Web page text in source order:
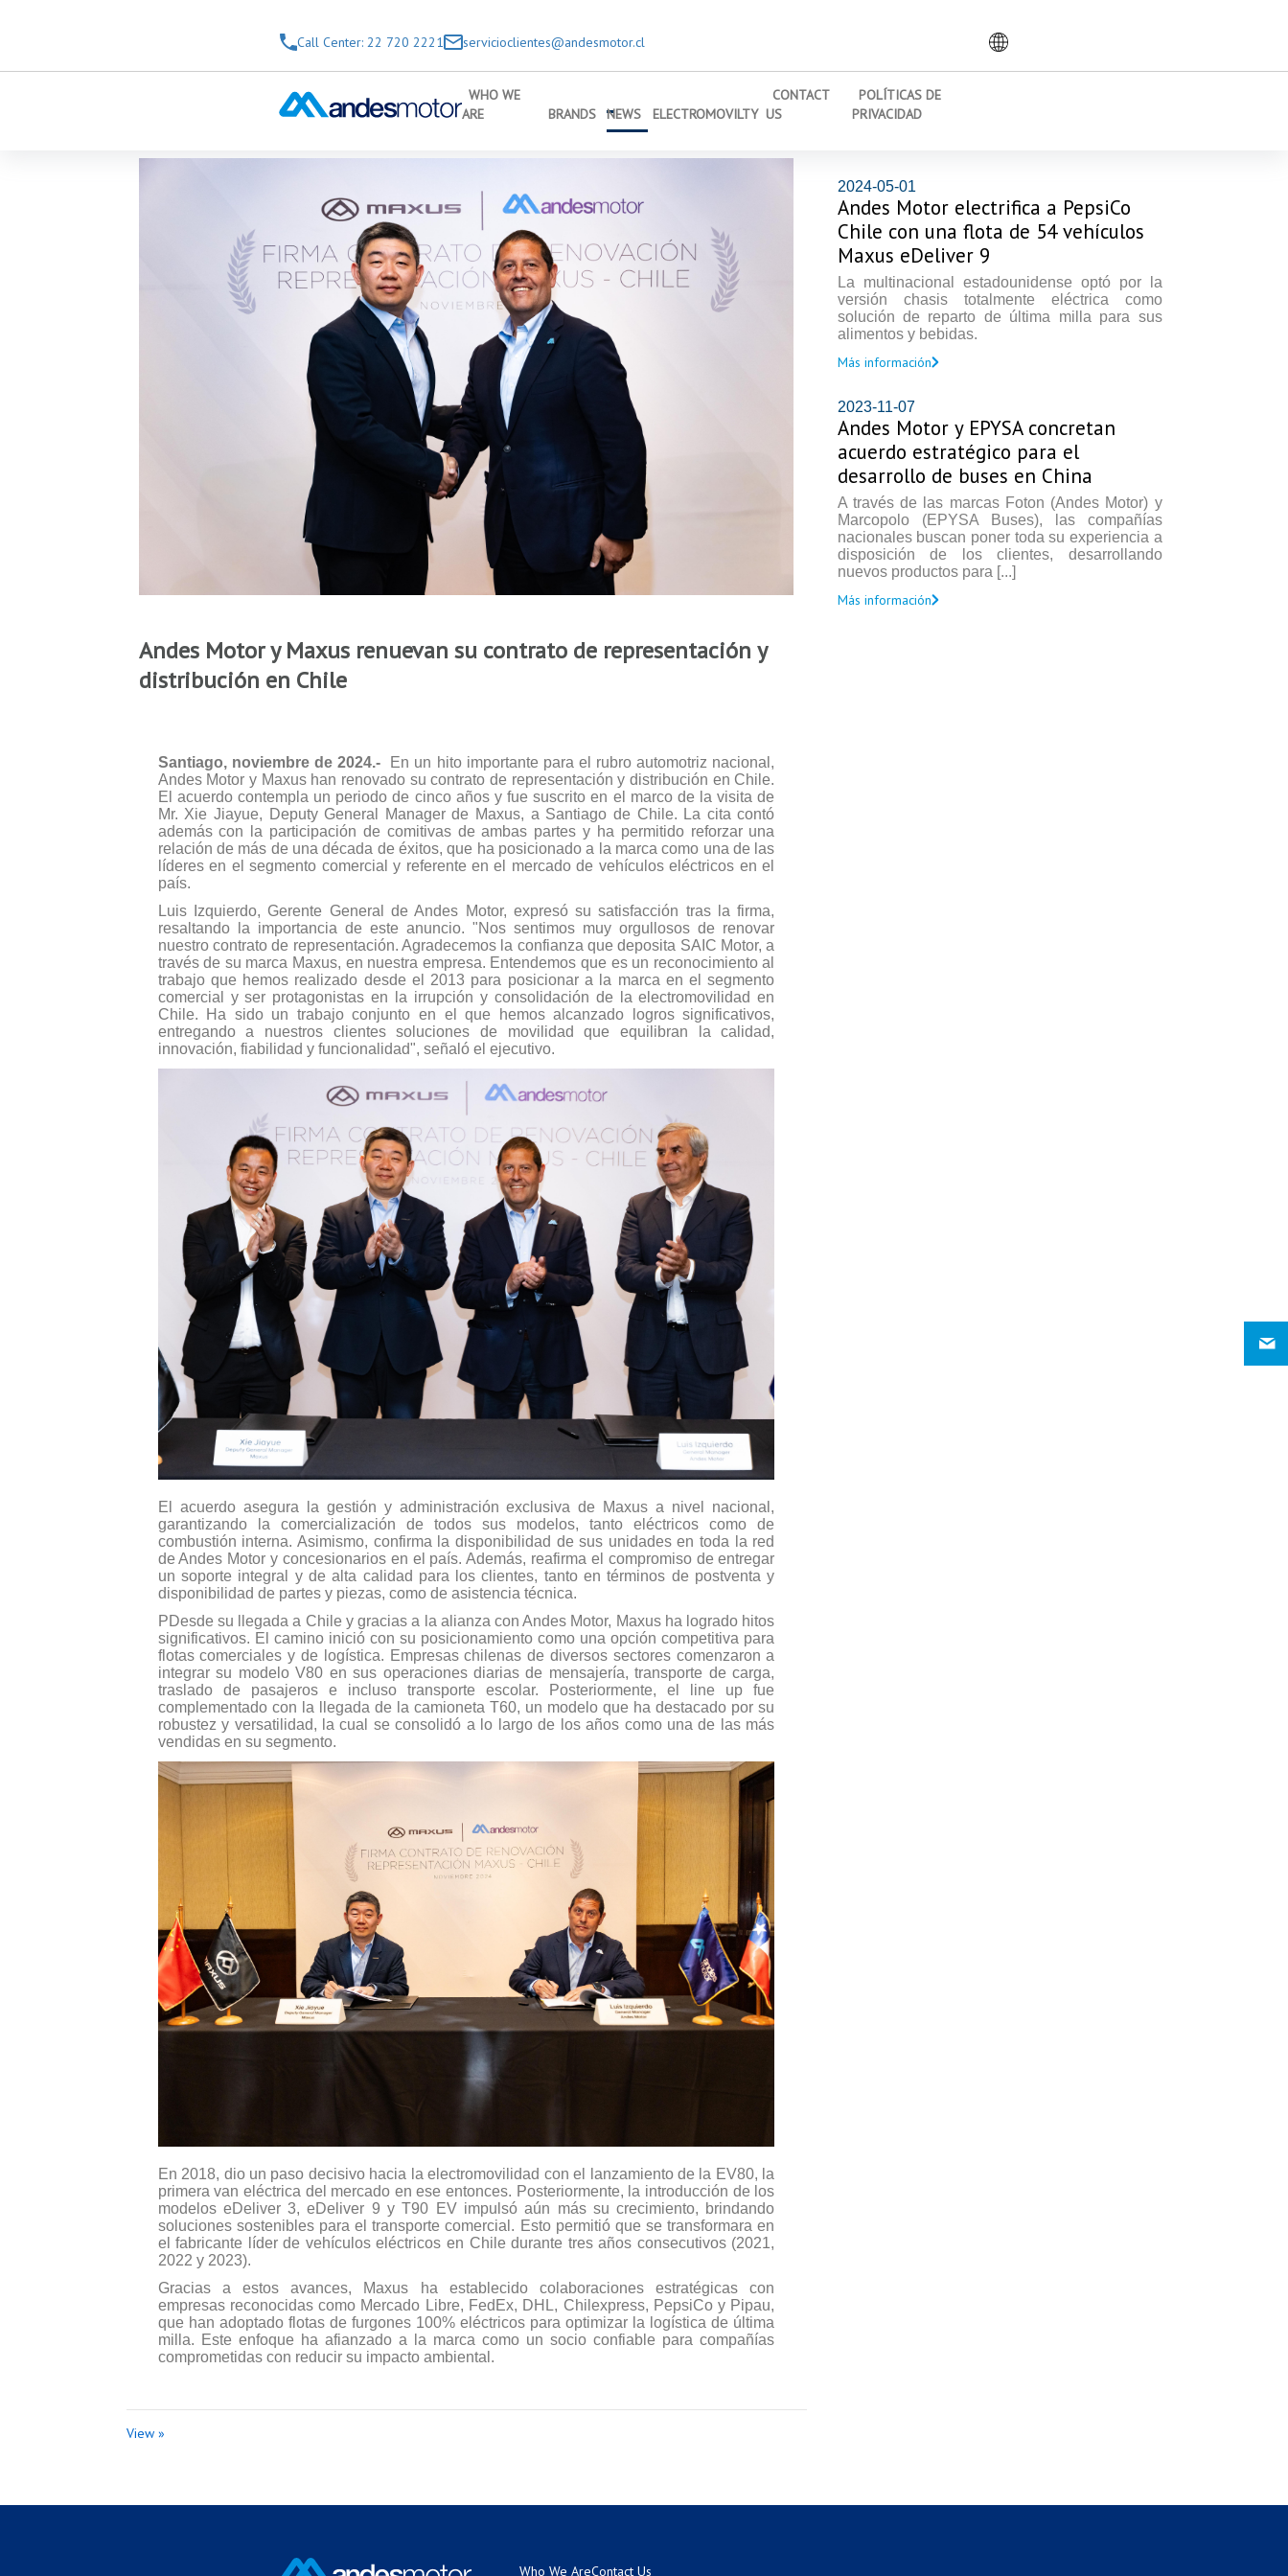
Call Center: 22 720 2221
servicioclientes@andesmotor.cl
WHO WE
ARE
BRANDS NEWS ELECTROMOVILTY
CONTACT
US
POLÍTICAS DE
PRIVACIDAD
Andes Motor y Maxus renuevan su contrato de representación y
distribución en Chile
Santiago, noviembre de 2024.- En un hito importante para el rubro automotriz nacional,
Andes Motor y Maxus han renovado su contrato de representación y distribución en Chile.
El acuerdo contempla un periodo de cinco años y fue suscrito en el marco de la visita de
Mr. Xie Jiayue, Deputy General Manager de Maxus, a Santiago de Chile. La cita contó
además con la participación de comitivas de ambas partes y ha permitido reforzar una
relación de más de una década de éxitos, que ha posicionado a la marca como una de las
líderes en el segmento comercial y referente en el mercado de vehículos eléctricos en el
país.
Luis Izquierdo, Gerente General de Andes Motor, expresó su satisfacción tras la firma,
resaltando la importancia de este anuncio. "Nos sentimos muy orgullosos de renovar
nuestro contrato de representación. Agradecemos la confianza que deposita SAIC Motor, a
través de su marca Maxus, en nuestra empresa. Entendemos que es un reconocimiento al
trabajo que hemos realizado desde el 2013 para posicionar a la marca en el segmento
comercial y ser protagonistas en la irrupción y consolidación de la electromovilidad en
Chile. Ha sido un trabajo conjunto en el que hemos alcanzado logros significativos,
entregando a nuestros clientes soluciones de movilidad que equilibran la calidad,
innovación, fiabilidad y funcionalidad", señaló el ejecutivo.
El acuerdo asegura la gestión y administración exclusiva de Maxus a nivel nacional,
garantizando la comercialización de todos sus modelos, tanto eléctricos como de
combustión interna. Asimismo, confirma la disponibilidad de sus unidades en toda la red
de Andes Motor y concesionarios en el país. Además, reafirma el compromiso de entregar
un soporte integral y de alta calidad para los clientes, tanto en términos de postventa y
disponibilidad de partes y piezas, como de asistencia técnica.
PDesde su llegada a Chile y gracias a la alianza con Andes Motor, Maxus ha logrado hitos
significativos. El camino inició con su posicionamiento como una opción competitiva para
flotas comerciales y de logística. Empresas chilenas de diversos sectores comenzaron a
integrar su modelo V80 en sus operaciones diarias de mensajería, transporte de carga,
traslado de pasajeros e incluso transporte escolar. Posteriormente, el line up fue
complementado con la llegada de la camioneta T60, un modelo que ha destacado por su
robustez y versatilidad, la cual se consolidó a lo largo de los años como una de las más
vendidas en su segmento.
En 2018, dio un paso decisivo hacia la electromovilidad con el lanzamiento de la EV80, la
primera van eléctrica del mercado en ese entonces. Posteriormente, la introducción de los
modelos eDeliver 3, eDeliver 9 y T90 EV impulsó aún más su crecimiento, brindando
soluciones sostenibles para el transporte comercial. Esto permitió que se transformara en
el fabricante líder de vehículos eléctricos en Chile durante tres años consecutivos (2021,
2022 y 2023).
Gracias a estos avances, Maxus ha establecido colaboraciones estratégicas con
empresas reconocidas como Mercado Libre, FedEx, DHL, Chilexpress, PepsiCo y Pipau,
que han adoptado flotas de furgones 100% eléctricos para optimizar la logística de última
milla. Este enfoque ha afianzado a la marca como un socio confiable para compañías
comprometidas con reducir su impacto ambiental.
View »
2024-05-01
Andes Motor electrifica a PepsiCo
Chile con una flota de 54 vehículos
Maxus eDeliver 9
La multinacional estadounidense optó por la
versión chasis totalmente eléctrica como
solución de reparto de última milla para sus
alimentos y bebidas.
Más información
2023-11-07
Andes Motor y EPYSA concretan
acuerdo estratégico para el
desarrollo de buses en China
A través de las marcas Foton (Andes Motor) y
Marcopolo (EPYSA Buses), las compañías
nacionales buscan poner toda su experiencia a
disposición de los clientes, desarrollando
nuevos productos para [...]
Más información
Who We AreContact Us